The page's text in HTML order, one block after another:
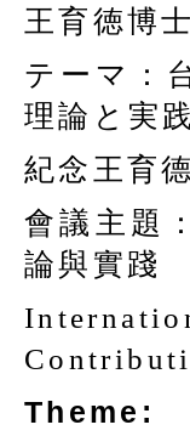
王育徳博
テーマ：
理論と実践
紀念王育
會議主題
論與實踐
Theme: